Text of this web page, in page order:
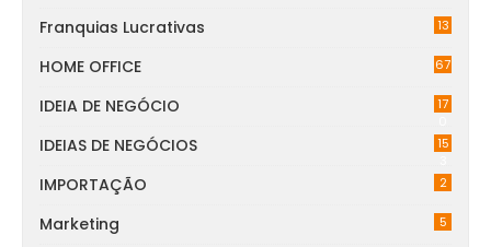
Franquias Lucrativas 13
HOME OFFICE 67
IDEIA DE NEGÓCIO
17
IDEIAS DE NEGÓCIOS
15
IMPORTAÇÃO 2
Marketing 5